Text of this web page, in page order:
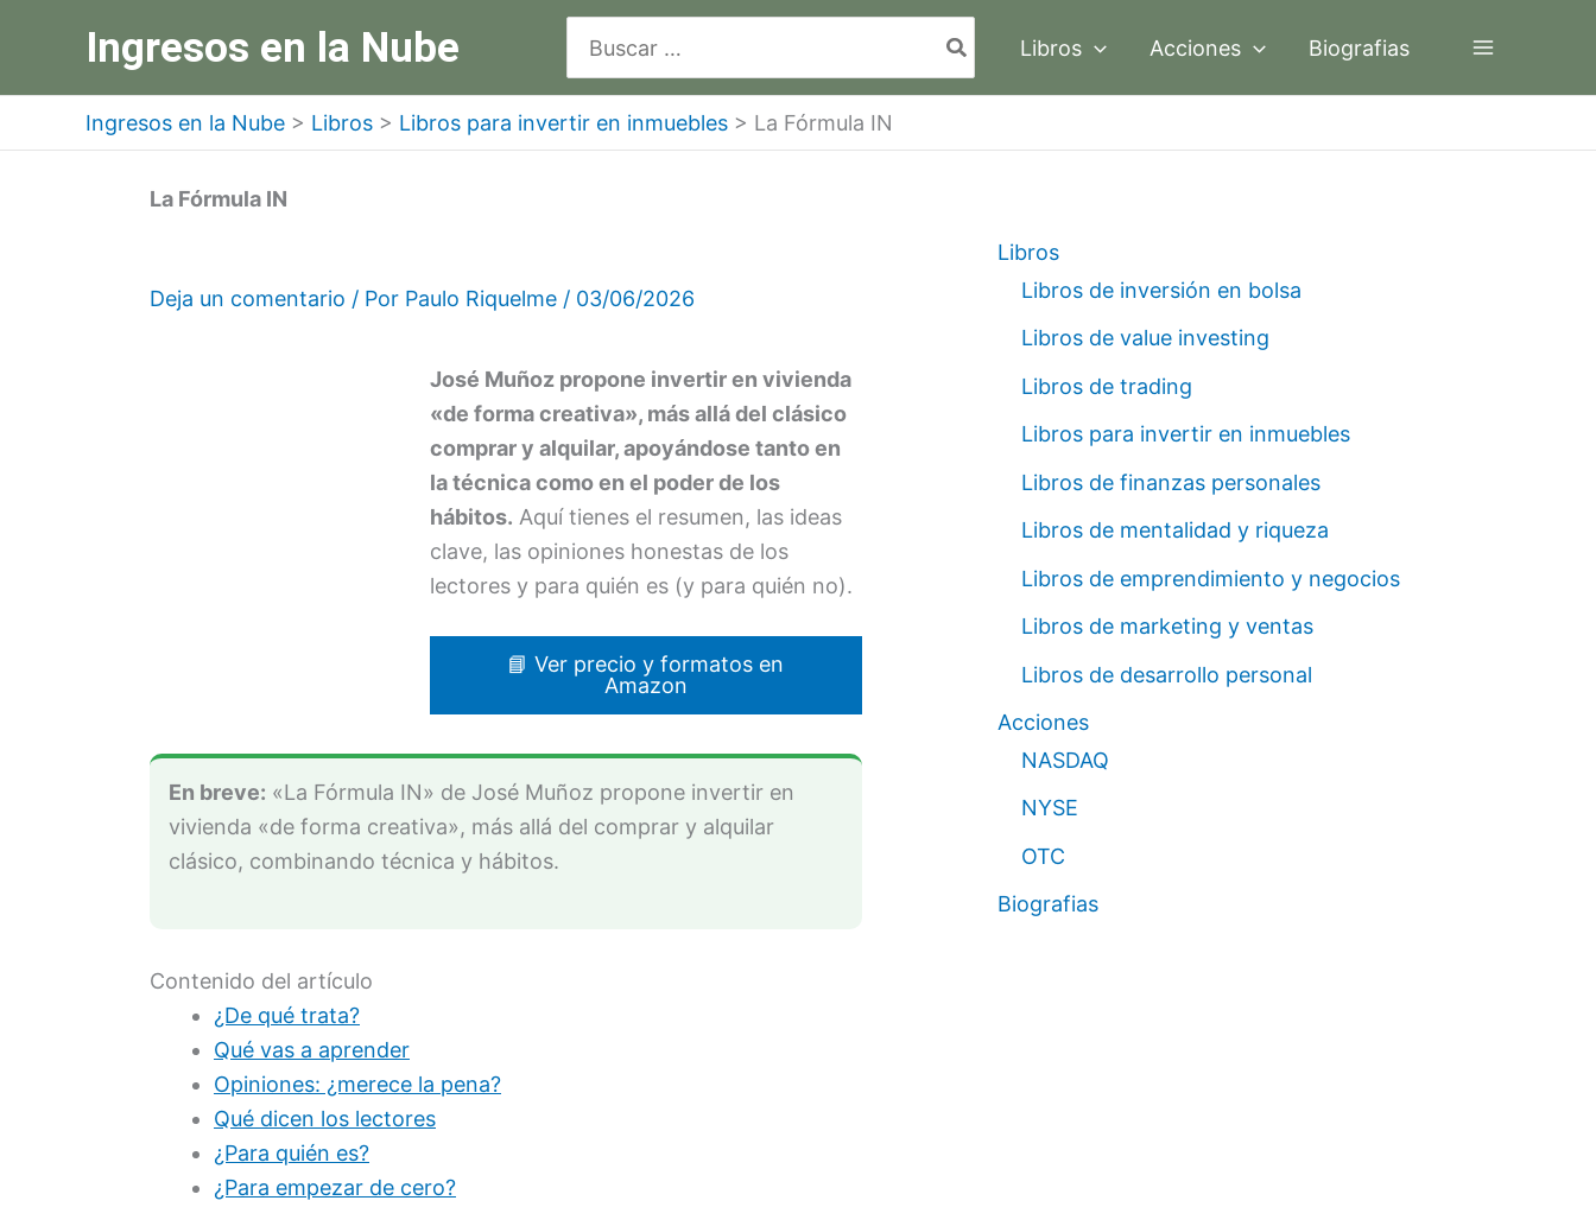
Ingresos en la Nube
por:
Libros Acciones Biografias
Ingresos en la Nube > Libros > Libros para invertir en inmuebles > La Fórmula IN
La Fórmula IN
Deja un comentario / Por Paulo Riquelme / 03/06/2026
José Muñoz propone invertir en vivienda
«de forma creativa», más allá del clásico
comprar y alquilar, apoyándose tanto en
la técnica como en el poder de los
hábitos. Aquí tienes el resumen, las ideas
clave, las opiniones honestas de los
lectores y para quién es (y para quién no).
📘 Ver precio y formatos en
Amazon
En breve: «La Fórmula IN» de José Muñoz propone invertir en
vivienda «de forma creativa», más allá del comprar y alquilar
clásico, combinando técnica y hábitos.
Contenido del artículo
¿De qué trata?
Qué vas a aprender
Opiniones: ¿merece la pena?
Qué dicen los lectores
¿Para quién es?
¿Para empezar de cero?
Libros
Libros de inversión en bolsa
Libros de value investing
Libros de trading
Libros para invertir en inmuebles
Libros de finanzas personales
Libros de mentalidad y riqueza
Libros de emprendimiento y negocios
Libros de marketing y ventas
Libros de desarrollo personal
Acciones
NASDAQ
NYSE
OTC
Biografias